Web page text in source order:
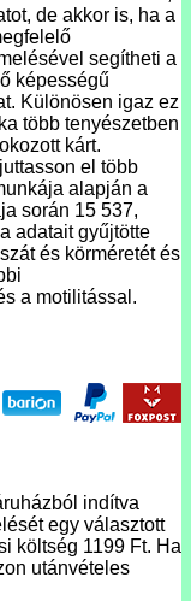
de akkor is, ha a
segítheti a
képességű
Különösen igaz ez
több tenyészetben
kárt.
el több
alapján a
során 15 537,
adatait gyűjtötte
és körméretét és
a motilitással.
indítva
egy választott
költség 1199 Ft. Ha
utánvételes